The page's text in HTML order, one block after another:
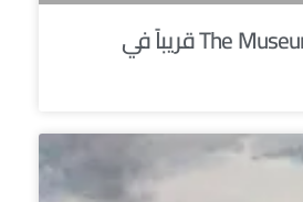
The Museum of Ice Cream قريباً في